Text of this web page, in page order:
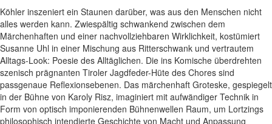
Köhler inszeniert ein Staunen darüber, was aus den Menschen nicht
alles werden kann. Zwiespältig schwankend zwischen dem
Märchenhaften und einer nachvollziehbaren Wirklichkeit, kostümiert
Susanne Uhl in einer Mischung aus Ritterschwank und vertrautem
Alltags-Look: Poesie des Alltäglichen. Die ins Komische überdrehten
szenisch prägnanten Tiroler Jagdfeder-Hüte des Chores sind
passgenaue Reflexionsebenen. Das märchenhaft Groteske, gespiegelt
in der Bühne von Karoly Risz, imaginiert mit aufwändiger Technik in
Form von optisch imponierenden Bühnenwellen Raum, um Lortzings
philosophisch intendierte Geschichte von Macht und Anpassung